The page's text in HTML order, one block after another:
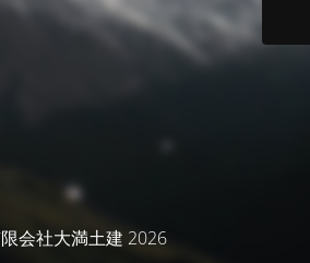
会社大満土建 2026